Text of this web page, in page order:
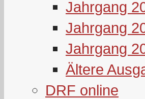
Jahrgang
Jahrgang
Jahrgang
Ältere
DRF online